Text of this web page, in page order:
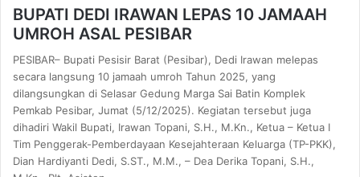
BUPATI DEDI IRAWAN LEPAS 10 JAMAAH
UMROH ASAL PESIBAR
PESIBAR– Bupati Pesisir Barat (Pesibar), Dedi Irawan melepas
secara langsung 10 jamaah umroh Tahun 2025, yang
dilangsungkan di Selasar Gedung Marga Sai Batin Komplek
Pemkab Pesibar, Jumat (5/12/2025). Kegiatan tersebut juga
dihadiri Wakil Bupati, Irawan Topani, S.H., M.Kn., Ketua – Ketua I
Tim Penggerak-Pemberdayaan Kesejahteraan Keluarga (TP-PKK),
Dian Hardiyanti Dedi, S.ST., M.M., – Dea Derika Topani, S.H.,